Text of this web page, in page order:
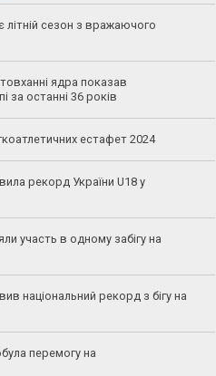
літній сезон з вражаючого
ядра показав
за останні 36 років
естафет 2024
рекорд України U18 у
участь в одному забігу на
національний рекорд з бігу на
перемогу на